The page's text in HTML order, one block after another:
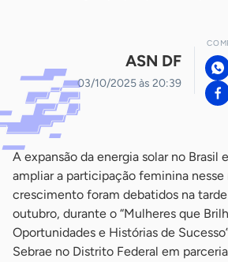
ASN DF
03/10/2025 às 20:39
A expansão da energia solar no Brasil
ampliar a participação feminina
crescimento foram debatidos na
outubro, durante o “Mulheres que
Oportunidades e Histórias de
Sebrae no Distrito Federal em